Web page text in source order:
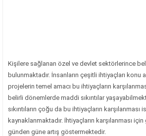
Kişilere sağlanan özel ve devlet sektörlerince
bulunmaktadır. İnsanların çeşitli ihtiyaçları konu
projelerin temel amacı bu ihtiyaçların
belirli dönemlerde maddi sıkıntılar
sıkıntıların çoğu da bu ihtiyaçların karşılanması
kaynaklanmaktadır. İhtiyaçların karşılanması
günden güne artış göstermektedir.